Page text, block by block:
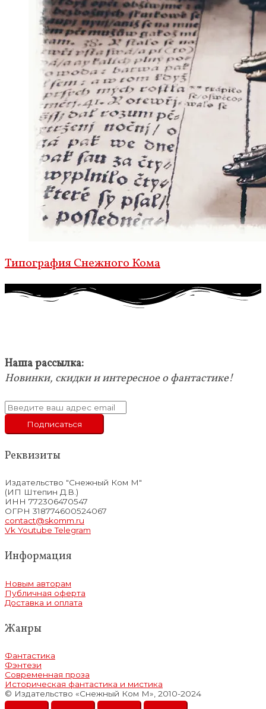
Типография Снежного Кома
Наша рассылка:
Новинки, скидки и интересное о фантастике!
Реквизиты
Издательство "Снежный Ком М"
(ИП Штепин Д.В.)
ИНН 772306470547
ОГРН 318774600524067
contact@skomm.ru
Vk Youtube Telegram
Информация
Новым авторам
Публичная оферта
Доставка и оплата
Жанры
Фантастика
Фэнтези
Современная проза
Историческая фантастика и мистика
© Издательство «Снежный Ком М», 2010-2024